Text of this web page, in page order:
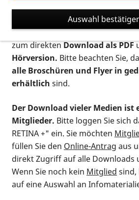
suchen. Die meisten Flyer und
verschiedenen Formaten
postalischen Bestellung als
zum direktenDownload als PDF
Hörversion. Bitte beachten Sie,
alle Broschüren und Flyer in
erhältlich sind.
Der Download vieler Medien ist
Mitglieder. Bitte loggen Sie sich
RETINA +" ein. Sie möchten
füllen Sie den Online-Antrag aus
direkt Zugriff auf alle Downloads
Wenn Sie noch kein Mitglied sind,
auf eine Auswahl an
Auswahl